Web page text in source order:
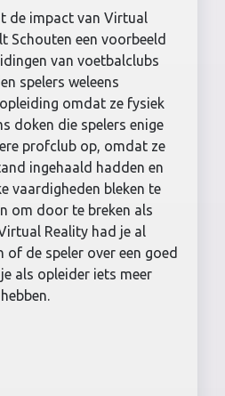
de impact van Virtual
Schouten een voorbeeld
van voetbalclubs
spelers weleens
omdat ze fysiek
doken die spelers enige
profclub op, omdat ze
ingehaald hadden en
vaardigheden bleken te
om door te breken als
Reality had je al
of de speler over een goed
als opleider iets meer